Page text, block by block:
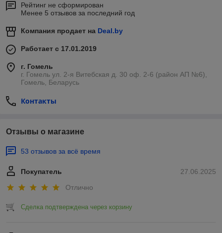
Рейтинг не сформирован
Менее 5 отзывов за последний год
Компания продает на Deal.by
Работает с 17.01.2019
г. Гомель
г. Гомель ул. 2-я Витебская д. 30 оф. 2-6 (район АП №6),
Гомель, Беларусь
Контакты
Отзывы о магазине
53 отзывов за всё время
27.06.2025
Покупатель
Отлично
Сделка подтверждена через корзину